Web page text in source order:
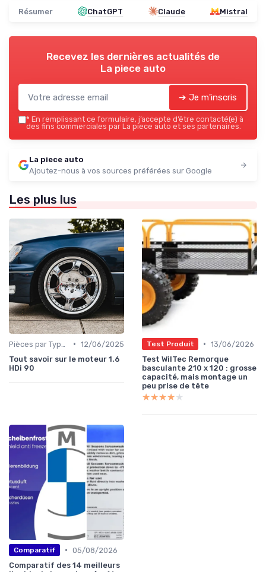
Résumer ChatGPT Claude Mistral
Recevez les dernières actualités de
La piece auto
➔ Je m'inscris
* En remplissant ce formulaire, j’accepte d’être contacté(e) à
des fins commerciales par La piece auto et ses partenaires.
La piece auto
Ajoutez-nous à vos sources préférées sur Google
Les plus lus
• 12/06/2025
Tout savoir sur le moteur 1.6
HDi 90
Test Produit • 13/06/2026
Test WilTec Remorque
basculante 210 x 120 : grosse
capacité, mais montage un
peu prise de tête
★★★★★
★★★★★
Comparatif • 05/08/2026
Comparatif des 14 meilleurs